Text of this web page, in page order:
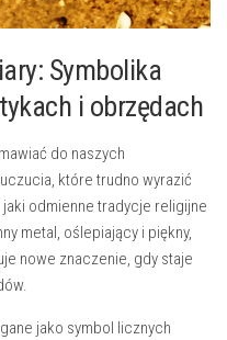
Symbolika
i obrzędach
do naszych
które trudno wyrazić
odmienne tradycje religijne
metal, oślepiający i piękny,
nowe znaczenie, gdy staje
jako symbol licznych